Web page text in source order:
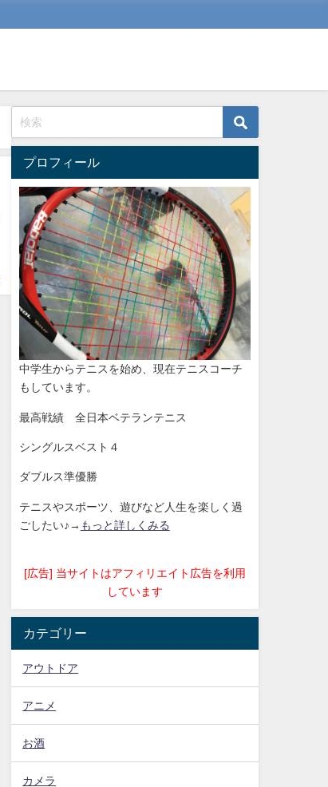
プロフィール
中学生からテニスを始め、現在テニスコーチ
もしています。
最高戦績 全日本ベテランテニス
シングルスベスト４
ダブルス準優勝
テニスやスポーツ、遊びなど人生を楽しく過
ごしたい♪→ もっと詳しくみる
[広告] 当サイトはアフィリエイト広告を利用
しています
カテゴリー
アウトドア
アニメ
お酒
カメラ